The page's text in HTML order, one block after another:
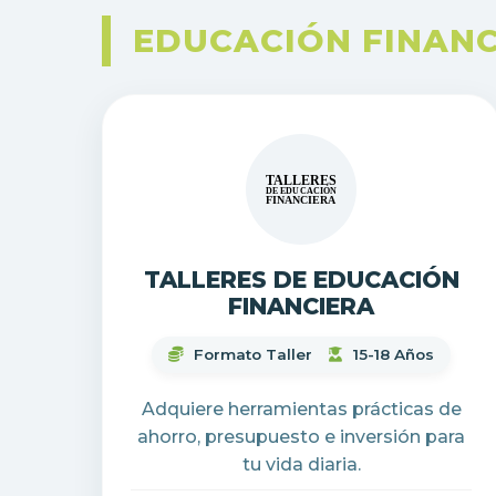
EDUCACIÓN
TALLERES DE EDUCACIÓN
FINANCIERA
Formato Taller 15-18 Años
Adquiere herramientas prácticas de
ahorro, presupuesto e inversión para
tu vida diaria.